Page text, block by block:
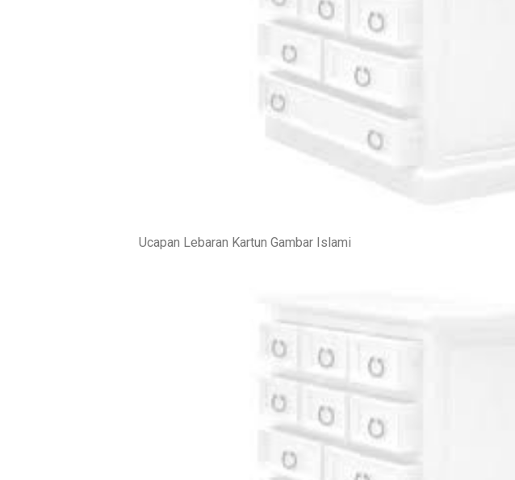
Ucapan Lebaran Kartun Gambar Islami